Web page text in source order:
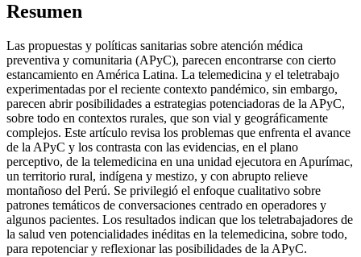
Resumen
Las propuestas y políticas sanitarias sobre atención médica
preventiva y comunitaria (APyC), parecen encontrarse con cierto
estancamiento en América Latina. La telemedicina y el teletrabajo
experimentadas por el reciente contexto pandémico, sin embargo,
parecen abrir posibilidades a estrategias potenciadoras de la APyC,
sobre todo en contextos rurales, que son vial y geográficamente
complejos. Este artículo revisa los problemas que enfrenta el avance
de la APyC y los contrasta con las evidencias, en el plano
perceptivo, de la telemedicina en una unidad ejecutora en Apurímac,
un territorio rural, indígena y mestizo, y con abrupto relieve
montañoso del Perú. Se privilegió el enfoque cualitativo sobre
patrones temáticos de conversaciones centrado en operadores y
algunos pacientes. Los resultados indican que los teletrabajadores de
la salud ven potencialidades inéditas en la telemedicina, sobre todo,
para repotenciar y reflexionar las posibilidades de la APyC.